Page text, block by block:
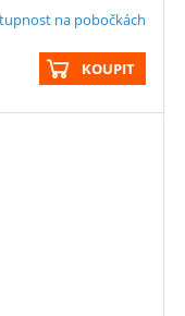
na pobočkách
KOUPIT